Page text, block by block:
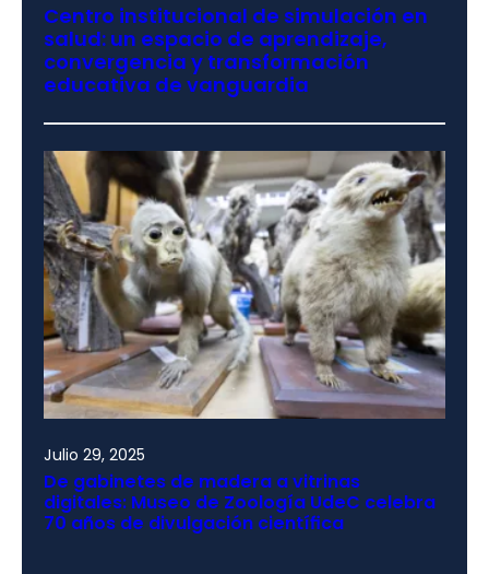
Centro institucional de simulación en
salud: un espacio de aprendizaje,
convergencia y transformación
educativa de vanguardia
Julio 29, 2025
De gabinetes de madera a vitrinas
digitales: Museo de Zoología UdeC celebra
70 años de divulgación científica